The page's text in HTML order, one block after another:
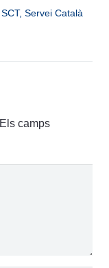
SCT, Servei Català
Els camps